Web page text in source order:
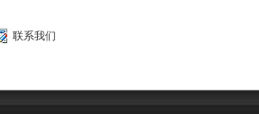
联系我们